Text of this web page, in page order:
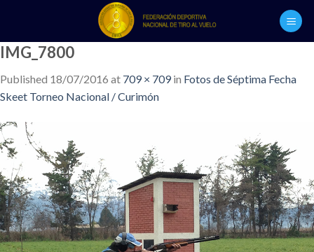
content
IMG_7800
Published 18/07/2016 at 709 × 709in Fotos de Séptima Fecha
Skeet Torneo Nacional / Curimón